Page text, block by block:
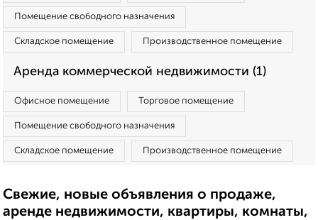
Помещение свободного назначения
Складское помещение Производственное помещение
Аренда коммерческой недвижимости (1)
Офисное помещение Торговое помещение
Помещение свободного назначения
Складское помещение Производственное помещение
Свежие, новые объявления о продаже,
аренде недвижимости, квартиры, комнаты,